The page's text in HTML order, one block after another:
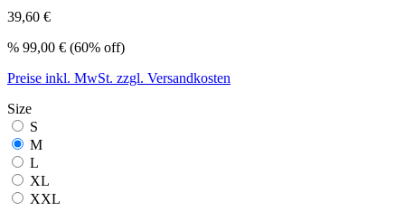
39,60 €
% 99,00 € (60% off)
Preise inkl. MwSt. zzgl. Versandkosten
Size
S
M
L
XL
XXL